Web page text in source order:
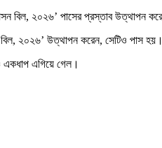
বিল, ২০২৬’ পাসের প্রস্তাব উত্থাপন
বিল, ২০২৬’ উত্থাপন করেন, সেটিও পাস হয়।
একধাপ এগিয়ে গেল।